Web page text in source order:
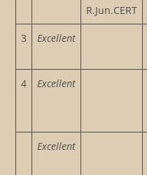
R.Jun.CERT
3 Excellent
4 Excellent
Excellent